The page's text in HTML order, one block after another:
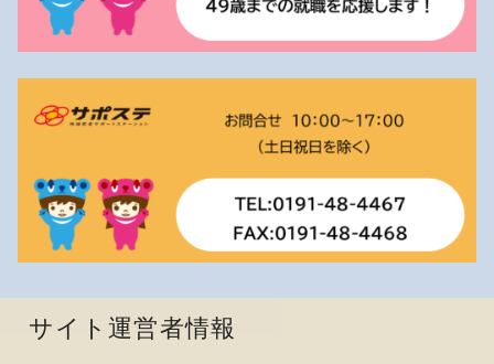
サイト運営者情報